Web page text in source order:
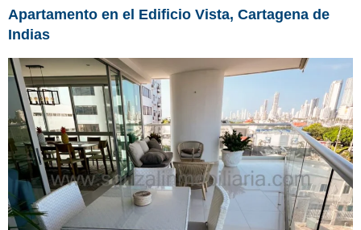
Apartamento en el Edificio Vista, Cartagena de
Indias